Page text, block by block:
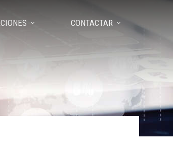
CONTACTAR